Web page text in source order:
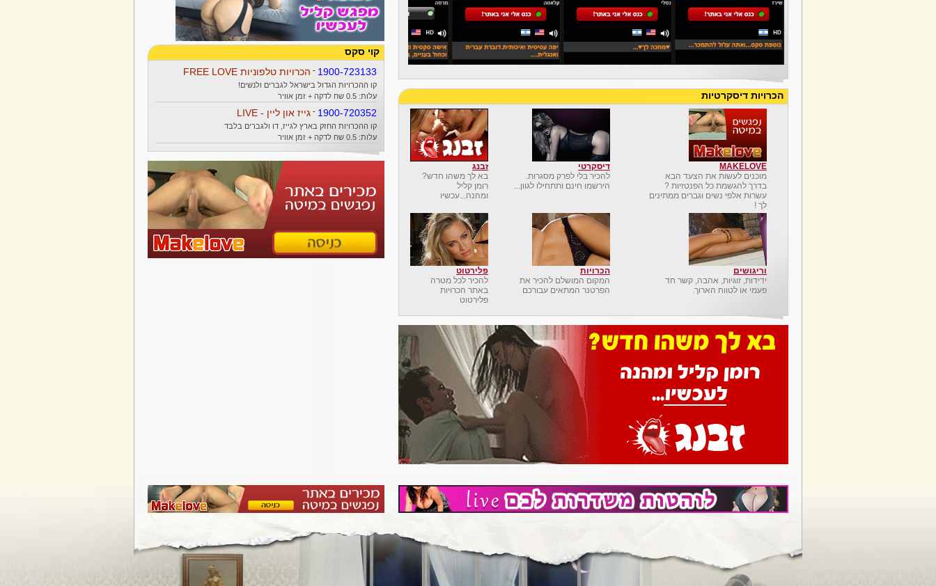
הכרויות דיסקרטיות
MAKELOVE
מוכנים לעשות את הצעד הבא
בדרך להגשמת כל הפנטזיות ?
עשרות אלפי נשים וגברים ממתינים
לך !
דיסקרטי
להכיר בלי לפרק מסגרות.
הירשמו חינם ותתחילו לגוון...
זבנג
בא לך משהו חדש?
רומן קליל
ומהנה...עכשיו
וריגושים
ידידות, זוגיות, אהבה, קשר חד
פעמי או לטווח הארוך.
הכרויות
המקום המושלם להכיר את
הפרטנר המתאים עבורכם
פלירטוט
להכיר לכל מטרה
באתר הכרויות
פלירטוט
קוי סקס
1900-723133
- הכרויות טלפוניות FREE LOVE
קו ההכרויות הגדול בישראל לגברים ולנשים!
עלות: 0.5 שח לדקה + זמן אוויר
1900-720352
- גייז און ליין - LIVE
קו ההכרויות החזק בארץ לגייז, דו ולגברים בלבד
עלות: 0.5 שח לדקה + זמן אוויר